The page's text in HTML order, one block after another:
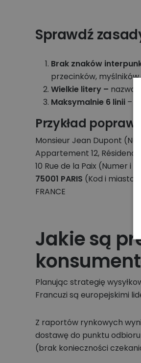
Sprawdź
Brak znaków
przecinków,
Wielkie litery – nazwa
Maksymalnie 6 linii –
Przykład
Monsieur Jean Dupont
Appartement 12,
10 Rue de la Paix (Numer i
75001 PARIS (Kod i miasto)
FRANCE
Jakie są
Planując strategię
Francuzi są europejskimi
Z raportów rynkowych
dostawę do punktu
(brak konieczności